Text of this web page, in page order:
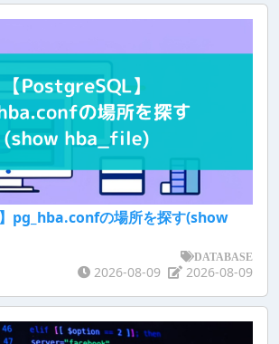
pg_hba.confの場所を探す(show
DATABASE
2026-08-09 2026-08-09